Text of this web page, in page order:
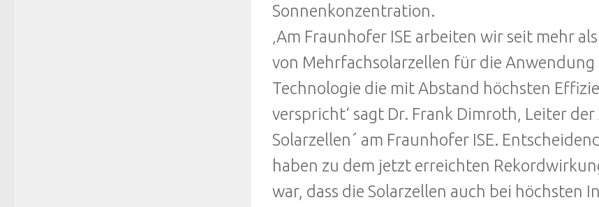
Sonnenkonzentration.
‚Am Fraunhofer ISE arbeiten wir seit mehr
von Mehrfachsolarzellen für die
Technologie die mit Abstand höchsten
verspricht‘ sagt Dr. Frank Dimroth, Leiter
Solarzellen´ am Fraunhofer ISE.
haben zu dem jetzt erreichten
war, dass die Solarzellen auch bei höchsten